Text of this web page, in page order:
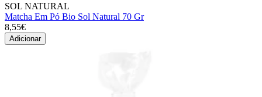
SOL NATURAL
Matcha Em Pó Bio Sol Natural 70 Gr
8,55€
Adicionar